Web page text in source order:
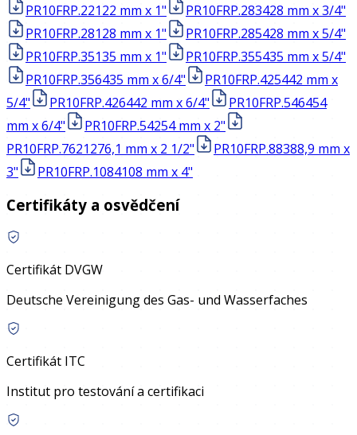
PR10FRP.22122 mm x 1" PR10FRP.283428 mm x 3/4"
PR10FRP.28128 mm x 1" PR10FRP.285428 mm x 5/4"
PR10FRP.35135 mm x 1" PR10FRP.355435 mm x 5/4"
PR10FRP.356435 mm x 6/4" PR10FRP.425442 mm x
5/4"
PR10FRP.426442 mm x 6/4" PR10FRP.546454
mm x 6/4"
PR10FRP.54254 mm x 2"
PR10FRP.7621276,1 mm x 2 1/2" PR10FRP.88388,9 mm x
3"
PR10FRP.1084108 mm x 4"
Certifikáty a osvědčení
Certifikát DVGW
Deutsche Vereinigung des Gas- und Wasserfaches
Certifikát ITC
Institut pro testování a certifikaci